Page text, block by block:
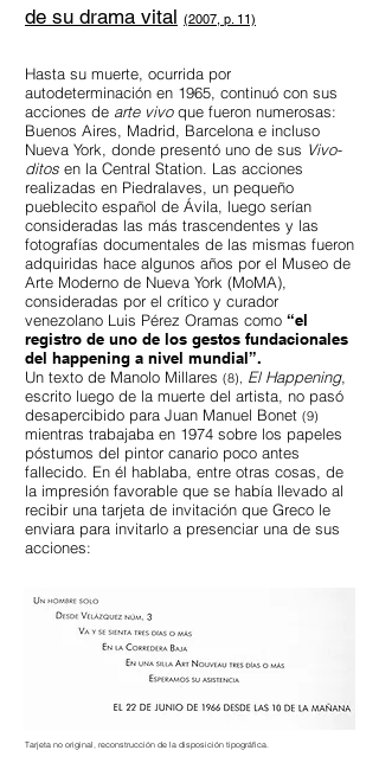
de su drama vital (2007, p. 11)
Hasta su muerte, ocurrida por
autodeterminación en 1965, continuó con sus
acciones de arte vivoque fueron numerosas:
Buenos Aires, Madrid, Barcelona e incluso
Nueva York, donde presentó uno de sus Vivo-
ditos en la Central Station. Las acciones
realizadas en Piedralaves, un pequeño
pueblecito español de Ávila, luego serían
consideradas las más trascendentes y las
fotografías documentales de las mismas fueron
adquiridas hace algunos años por el Museo de
Arte Moderno de Nueva York (MoMA),
consideradas por el crítico y curador
venezolano Luis Pérez Oramas como “el
registro de uno de los gestos fundacionales
del happening a nivel mundial”.
Un texto de Manolo Millares (8), El Happening,
escrito luego de la muerte del artista, no pasó
desapercibido para Juan Manuel Bonet (9)
mientras trabajaba en 1974 sobre los papeles
póstumos del pintor canario poco antes
fallecido. En él hablaba, entre otras cosas, de
la impresión favorable que se había llevado al
recibir una tarjeta de invitación que Greco le
enviara para invitarlo a presenciar una de sus
acciones:
Tarjeta no original, reconstrucción de la disposición tipográfica.